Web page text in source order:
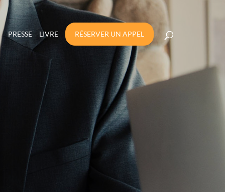
PRESSE LIVRE RÉSERVER UN APPEL